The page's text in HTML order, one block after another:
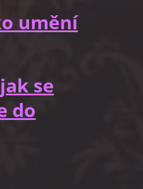
umění
se
do